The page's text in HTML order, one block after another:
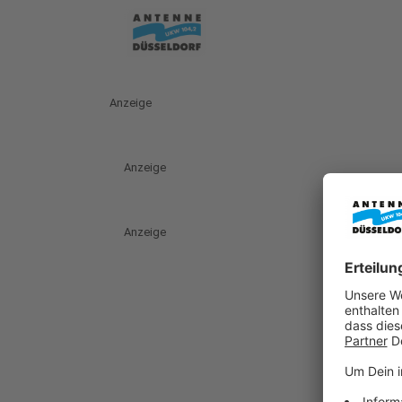
Anzeige
Anzeige
Anzeige